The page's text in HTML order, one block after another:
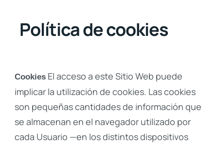
Política de cookies
Cookies El acceso a este Sitio Web puede
implicar la utilización de cookies. Las cookies
son pequeñas cantidades de información que
se almacenan en el navegador utilizado por
cada Usuario —en los distintos dispositivos